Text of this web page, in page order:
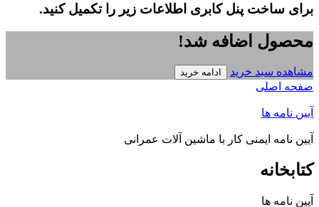
برای ساخت پنل کابری اطلاعات زیر را تکمیل کنید.
محصول اضافه شد!
مشاهده سبد خرید ادامه خرید
صفحه اصلی
آیین نامه ها
آیین نامه ایمنی کار با ماشین آلات عمرانی
کتابخانه
آیین نامه ها